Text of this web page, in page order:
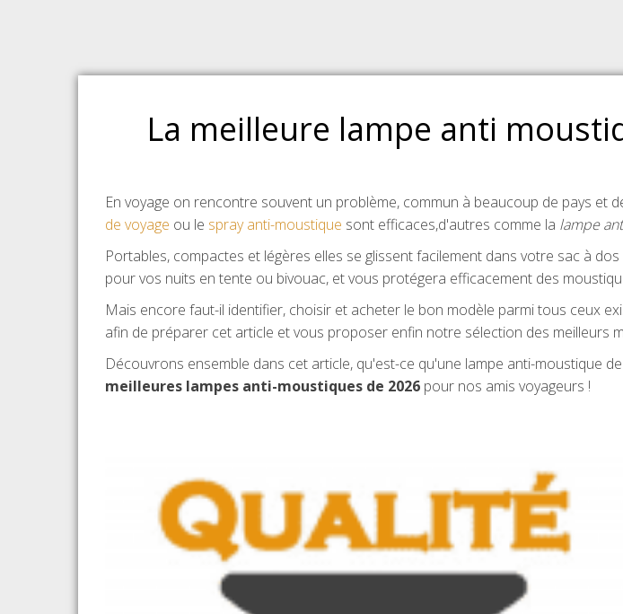
La meilleure lampe anti
En voyage on rencontre souvent un problème, commun à beaucoup de pays et
de voyage ou le spray anti-moustique sont efficaces,d'autres comme la lampe
Portables, compactes et légères elles se glissent facilement dans votre sac à
pour vos nuits en tente ou bivouac, et vous protégera efficacement des
Mais encore faut-il identifier, choisir et acheter le bon modèle parmi tous ceux
afin de préparer cet article et vous proposer enfin notre sélection des meilleurs
Découvrons ensemble dans cet article, qu'est-ce qu'une lampe anti-moustique
meilleures lampes anti-moustiques de 2026 pour nos amis voyageurs !